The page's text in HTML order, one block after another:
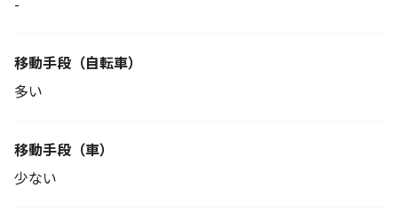
移動手段 （自転車）
多い
移動手段（車）
少ない